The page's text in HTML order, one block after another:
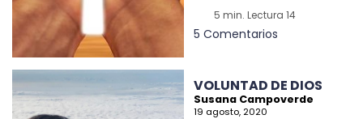
5 min. Lectura 14
5 Comentarios
VOLUNTAD DE DIOS
Susana Campoverde
19 agosto, 2020